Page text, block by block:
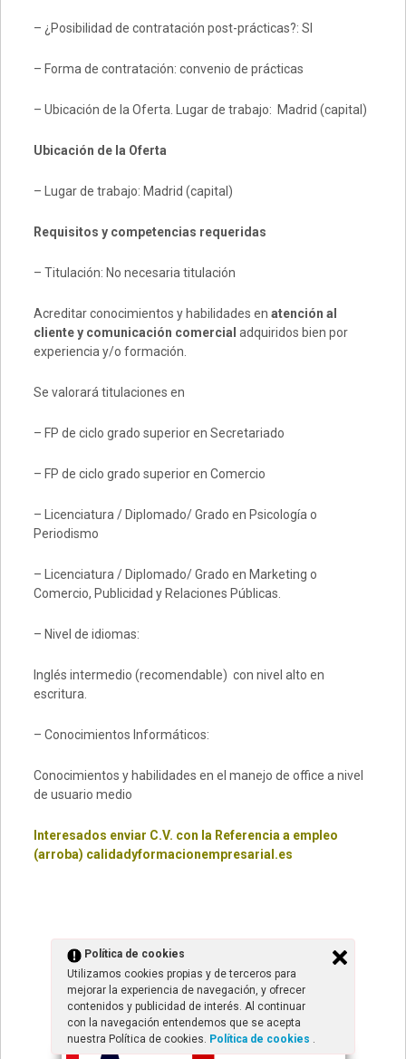
– ¿Posibilidad de contratación post-prácticas?: SI
– Forma de contratación: convenio de prácticas
– Ubicación de la Oferta. Lugar de trabajo: Madrid (capital)
Ubicación de la Oferta
– Lugar de trabajo: Madrid (capital)
Requisitos y competencias requeridas
– Titulación: No necesaria titulación
Acreditar conocimientos y habilidades en atención al
cliente y comunicación comercial adquiridos bien por
experiencia y/o formación.
Se valorará titulaciones en
– FP de ciclo grado superior en Secretariado
– FP de ciclo grado superior en Comercio
– Licenciatura / Diplomado/ Grado en Psicología o
Periodismo
– Licenciatura / Diplomado/ Grado en Marketing o
Comercio, Publicidad y Relaciones Públicas.
– Nivel de idiomas:
Inglés intermedio (recomendable) con nivel alto en
escritura.
– Conocimientos Informáticos:
Conocimientos y habilidades en el manejo de office a nivel
de usuario medio
Interesados enviar C.V. con la Referencia a empleo
(arroba) calidadyformacionempresarial.es
Posts navigation
1 2 Siguiente »
Política de cookies
Utilizamos cookies propias y de terceros para
mejorar la experiencia de navegación, y ofrecer
contenidos y publicidad de interés. Al continuar
con la navegación entendemos que se acepta
nuestra Política de cookies. Política de cookies .